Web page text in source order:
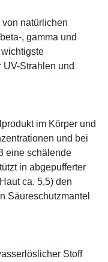
natürlichen
, gamma und
UV-Strahlen und
im Körper und
und bei
eine schälende
in abgepufferter
ca. 5,5) den
Säureschutzmantel
Stoff